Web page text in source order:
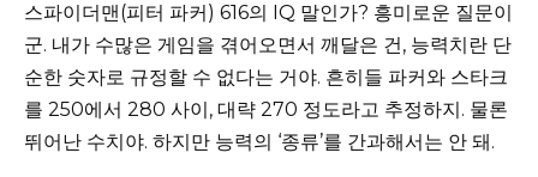
스파이더맨(피터 파커) 616의 IQ 말인가? 흥미로운 질문이
군. 내가 수많은 게임을 겪어오면서 깨달은 건, 능력치란 단
순한 숫자로 규정할 수 없다는 거야. 흔히들 파커와 스타크
를 250에서 280 사이, 대략 270 정도라고 추정하지. 물론
뛰어난 수치야. 하지만 능력의 ‘종류’를 간과해서는 안 돼.